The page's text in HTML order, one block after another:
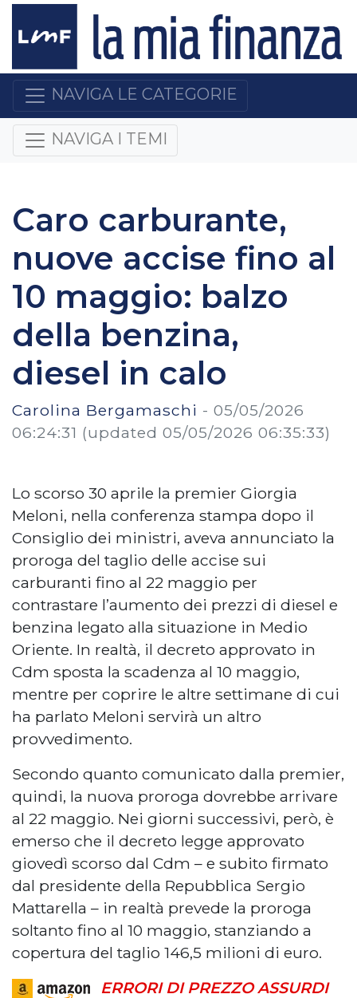
NAVIGA LE CATEGORIE
NAVIGA I TEMI
Caro carburante,
nuove accise fino al
10 maggio: balzo
della benzina,
diesel in calo
Carolina Bergamaschi - 05/05/2026
06:24:31 (updated 05/05/2026 06:35:33)
Lo scorso 30 aprile la premier Giorgia
Meloni, nella conferenza stampa dopo il
Consiglio dei ministri, aveva annunciato la
proroga del taglio delle accise sui
carburanti fino al 22 maggio per
contrastare l’aumento dei prezzi di diesel e
benzina legato alla situazione in Medio
Oriente. In realtà, il decreto approvato in
Cdm sposta la scadenza al 10 maggio,
mentre per coprire le altre settimane di cui
ha parlato Meloni servirà un altro
provvedimento.
Secondo quanto comunicato dalla premier,
quindi, la nuova proroga dovrebbe arrivare
al 22 maggio. Nei giorni successivi, però, è
emerso che il decreto legge approvato
giovedì scorso dal Cdm – e subito firmato
dal presidente della Repubblica Sergio
Mattarella – in realtà prevede la proroga
soltanto fino al 10 maggio, stanziando a
copertura del taglio 146,5 milioni di euro.
ERRORI DI PREZZO ASSURDI